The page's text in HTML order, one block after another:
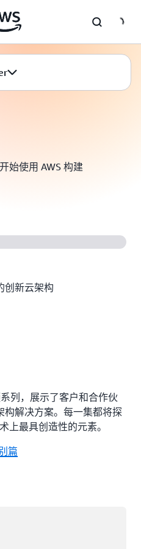
始使用 AWS 构建
创新云架构
列，展示了客户和合作伙
构解决方案。每一集都将探
上最具创造性的元素。
篇